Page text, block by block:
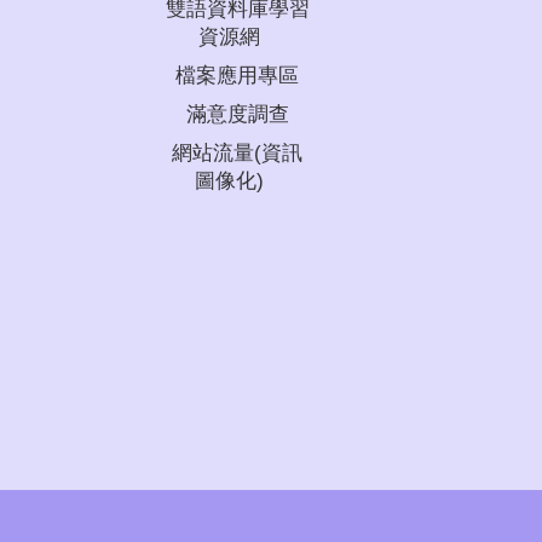
雙語資料庫學習
資源網
檔案應用專區
滿意度調查
網站流量(資訊
圖像化)